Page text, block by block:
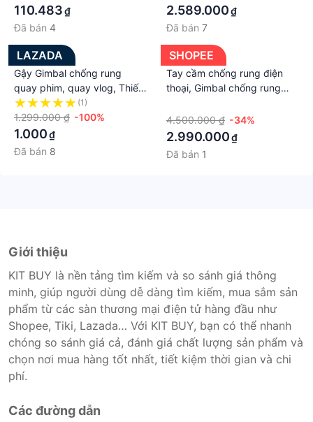
tik tok - Giá đỡ điện thoại,
máy ảnh , máy quay phim,
110.483₫
Đã bán 4
180 độ ấn tượng- Hàng
nhập khẩu
2.589.000₫
Đã bán 7
LAZADA
Gậy Gimbal chống rung
quay phim, quay vlog, Thiết
bị quay video cho máy ảnh,
điện thoại Gimbal F8, Cây
Quay Phim, Tay Cầm Chống
Rung 3 trục, chuyển cảnh
(1)
1.299.000 ₫ -100%
1.000₫
Đã bán 8
SHOPEE
Tay cầm chống rung điện
thoại, Gimbal chống rung
AOCHUAN Smart S2
4.500.000 ₫ -34%
2.990.000₫
Đã bán 1
Giới thiệu
KIT BUY là nền tảng tìm kiếm và so sánh giá thông
minh, giúp người dùng dễ dàng tìm kiếm, mua sắm sản
phẩm từ các sàn thương mại điện tử hàng đầu như
Shopee, Tiki, Lazada… Với KIT BUY, bạn có thể nhanh
chóng so sánh giá cả, đánh giá chất lượng sản phẩm và
chọn nơi mua hàng tốt nhất, tiết kiệm thời gian và chi
phí.
Các đường dẫn